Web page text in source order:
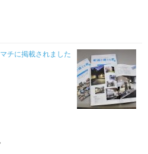
チに掲載されました